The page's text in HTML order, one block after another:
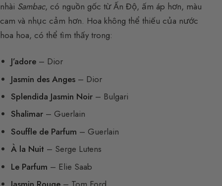
nhài Sambac, có nguồn gốc từ Ấn Độ, ấm áp hơn, màu
cam và nhục cảm hơn. Hoa không thể thiếu của nước
hoa hoa, có thể tìm thấy trong:
J’adore – Dior
Jasmin des Anges – Dior
Splendida Jasmin Noir – Bulgari
Shalimar – Guerlain
Souffle de Parfum – Guerlain
À la Nuit – Serge Lutens
Le Parfum – Elie Saab